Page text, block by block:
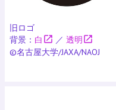
旧ロゴ
背景： 白 open_in_new ／ 透明open_in_new
©名古屋大学/JAXA/NAOJ